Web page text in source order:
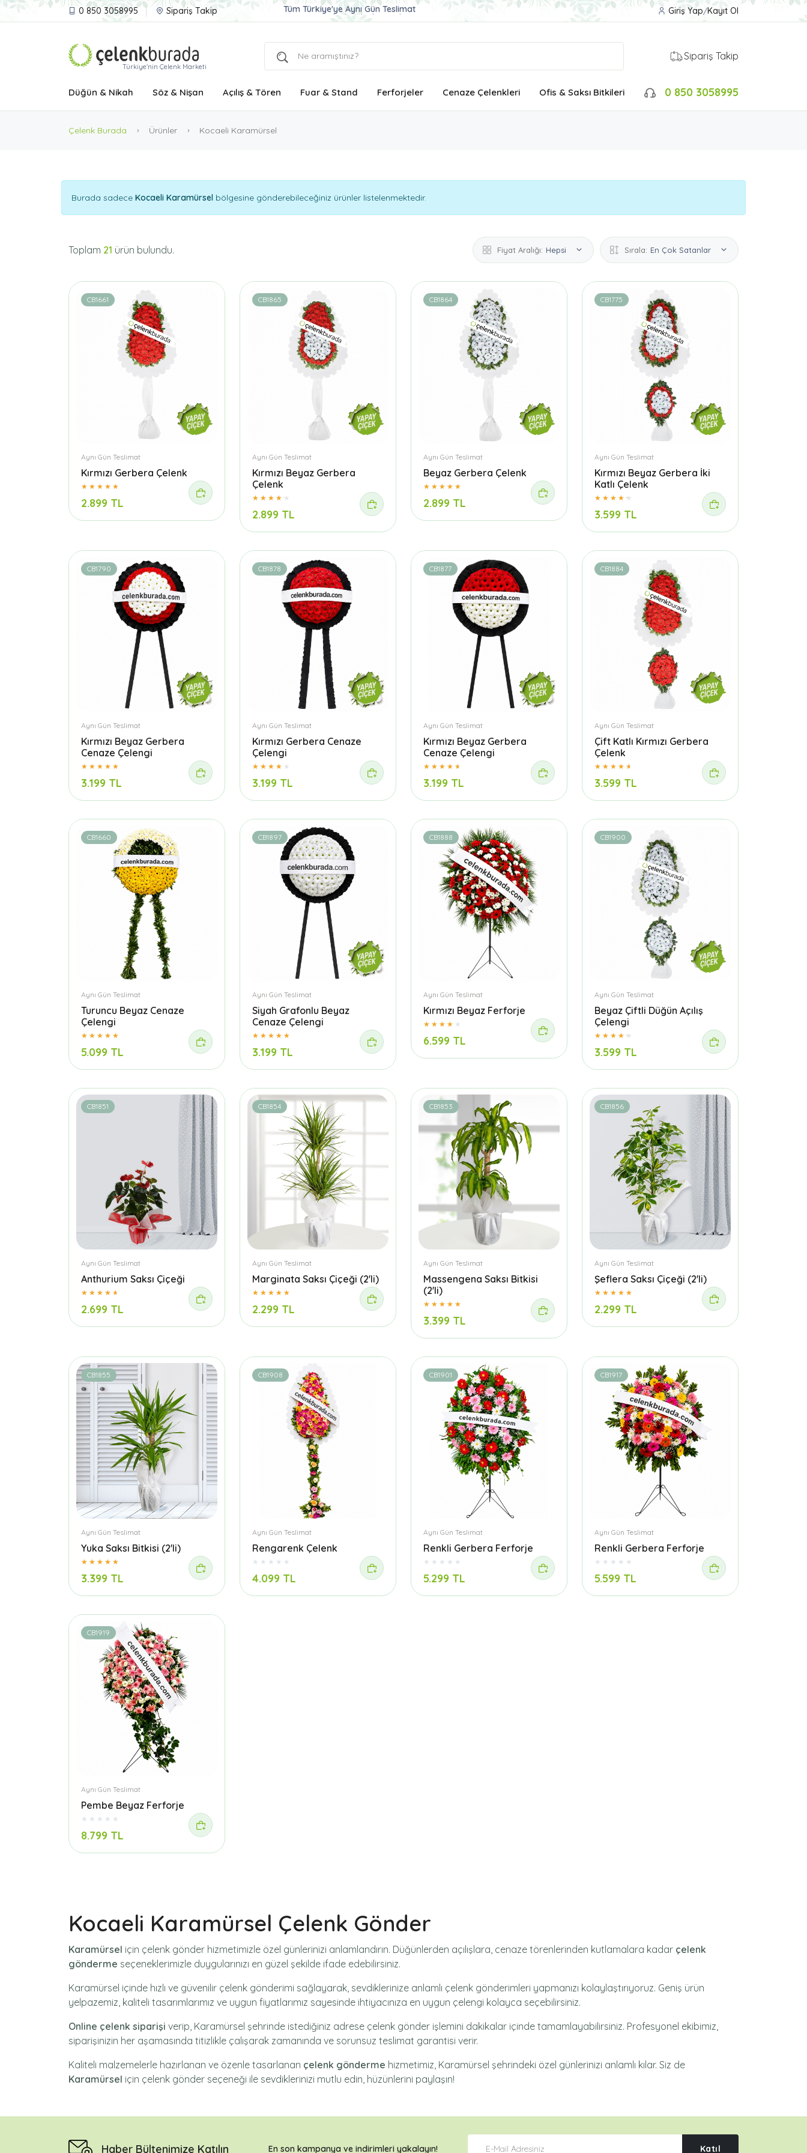
0 850 3058995 Sipariş Takip Tüm Türkiye'ye Aynı Gün Teslimat
Ucuz ve Kaliteli Çelenk Gönder
Aynı Gün Teslimat Çelenk Siparişi
Giriş Yap/Kayıt Ol
Türkiye'nin Çelenk Marketi
Sipariş Takip
Düğün & Nikah Söz & Nişan Açılış & Tören Fuar & Stand Ferforjeler Cenaze Çelenkleri Ofis & Saksı Bitkileri 0 850 3058995
Çelenk Burada Ürünler Kocaeli Karamürsel
Burada sadece Kocaeli Karamürsel bölgesine gönderebileceğiniz ürünler listelenmektedir.
Toplam 21 ürün bulundu. Fiyat Aralığı: Hepsi Sırala: En Çok Satanlar
CB1661
Aynı Gün Teslimat
Kırmızı Gerbera Çelenk
2.899 TL
CB1865
Aynı Gün Teslimat
Kırmızı Beyaz Gerbera
Çelenk
2.899 TL
CB1864
Aynı Gün Teslimat
Beyaz Gerbera Çelenk
2.899 TL
CB1775
Aynı Gün Teslimat
Kırmızı Beyaz Gerbera İki
Katlı Çelenk
3.599 TL
CB1790
Aynı Gün Teslimat
Kırmızı Beyaz Gerbera
Cenaze Çelengi
3.199 TL
CB1878
Aynı Gün Teslimat
Kırmızı Gerbera Cenaze
Çelengi
3.199 TL
CB1877
Aynı Gün Teslimat
Kırmızı Beyaz Gerbera
Cenaze Çelengi
3.199 TL
CB1884
Aynı Gün Teslimat
Çift Katlı Kırmızı Gerbera
Çelenk
3.599 TL
CB1660
Aynı Gün Teslimat
Turuncu Beyaz Cenaze
Çelengi
5.099 TL
CB1897
Aynı Gün Teslimat
Siyah Grafonlu Beyaz
Cenaze Çelengi
3.199 TL
CB1888
Aynı Gün Teslimat
Kırmızı Beyaz Ferforje
6.599 TL
CB1900
Aynı Gün Teslimat
Beyaz Çiftli Düğün Açılış
Çelengi
3.599 TL
CB1851
Aynı Gün Teslimat
Anthurium Saksı Çiçeği
2.699 TL
CB1854
Aynı Gün Teslimat
Marginata Saksı Çiçeği (2'li)
2.299 TL
CB1853
Aynı Gün Teslimat
Massengena Saksı Bitkisi
(2'li)
3.399 TL
CB1856
Aynı Gün Teslimat
Şeflera Saksı Çiçeği (2'li)
2.299 TL
CB1855
Aynı Gün Teslimat
Yuka Saksı Bitkisi (2'li)
3.399 TL
CB1908
Aynı Gün Teslimat
Rengarenk Çelenk
4.099 TL
CB1901
Aynı Gün Teslimat
Renkli Gerbera Ferforje
5.299 TL
CB1917
Aynı Gün Teslimat
Renkli Gerbera Ferforje
5.599 TL
CB1919
Aynı Gün Teslimat
Pembe Beyaz Ferforje
8.799 TL
Kocaeli Karamürsel Çelenk Gönder
Karamürsel için çelenk gönder hizmetimizle özel günlerinizi anlamlandırın. Düğünlerden açılışlara, cenaze törenlerinden kutlamalara kadar çelenk
gönderme seçeneklerimizle duygularınızı en güzel şekilde ifade edebilirsiniz.
Karamürsel içinde hızlı ve güvenilir çelenk gönderimi sağlayarak, sevdiklerinize anlamlı çelenk gönderimleri yapmanızı kolaylaştırıyoruz. Geniş ürün
yelpazemiz, kaliteli tasarımlarımız ve uygun fiyatlarımız sayesinde ihtiyacınıza en uygun çelengi kolayca seçebilirsiniz.
Online çelenk siparişi verip, Karamürsel şehrinde istediğiniz adrese çelenk gönder işlemini dakikalar içinde tamamlayabilirsiniz. Profesyonel ekibimiz,
siparişinizin her aşamasında titizlikle çalışarak zamanında ve sorunsuz teslimat garantisi verir.
Kaliteli malzemelerle hazırlanan ve özenle tasarlanan çelenk gönderme hizmetimiz, Karamürsel şehrindeki özel günlerinizi anlamlı kılar. Siz de
Karamürsel için çelenk gönder seçeneği ile sevdiklerinizi mutlu edin, hüzünlerini paylaşın!
Haber Bültenimize Katılın En son kampanya ve indirimleri yakalayın! Katıl